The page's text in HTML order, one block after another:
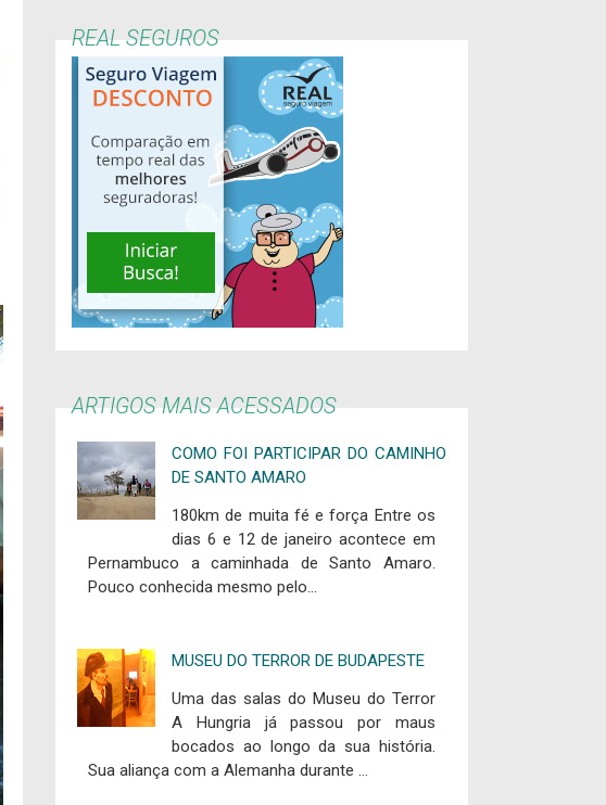
REAL SEGUROS
ARTIGOS MAIS ACESSADOS
COMO FOI PARTICIPAR DO CAMINHO
DE SANTO AMARO
180km de muita fé e força Entre os
dias 6 e 12 de janeiro acontece em
Pernambuco a caminhada de Santo Amaro.
Pouco conhecida mesmo pelo...
MUSEU DO TERROR DE BUDAPESTE
Uma das salas do Museu do Terror
A Hungria já passou por maus
bocados ao longo da sua história.
Sua aliança com a Alemanha durante ...